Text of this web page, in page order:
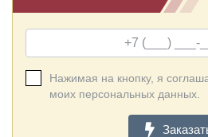
Нажимая на кнопку, я
моих персональных данных.